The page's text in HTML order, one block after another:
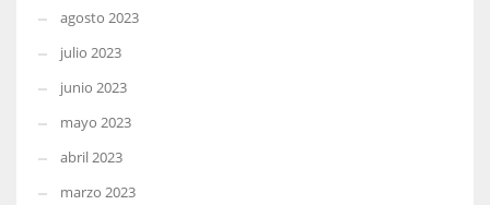
agosto 2023
julio 2023
junio 2023
mayo 2023
abril 2023
marzo 2023